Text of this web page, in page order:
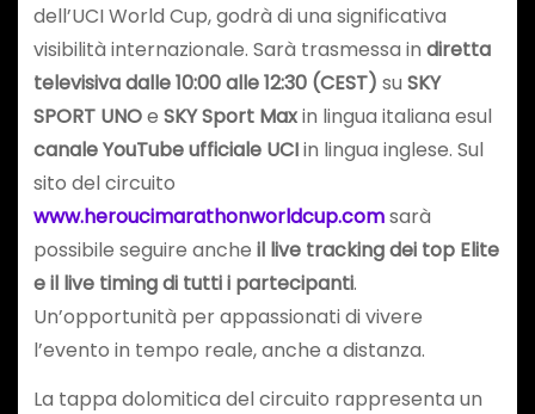
dell’UCI World Cup, godrà di una significativa
visibilità internazionale. Sarà trasmessa in diretta
televisiva dalle 10:00 alle 12:30 (CEST) su SKY
SPORT UNOe SKY Sport Maxin lingua italiana esul
canale YouTube ufficiale UCIin lingua inglese. Sul
sito del circuito
www.heroucimarathonworldcup.comsarà
possibile seguire anche il live tracking dei top Elite
e il live timing di tutti i partecipanti.
Un’opportunità per appassionati di vivere
l’evento in tempo reale, anche a distanza.
La tappa dolomitica del circuito rappresenta un